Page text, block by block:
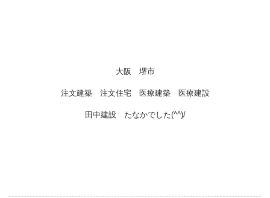
大阪 堺市
注文建築 注文住宅 医療建築 医療建設
田中建設 たなかでした(^^)/